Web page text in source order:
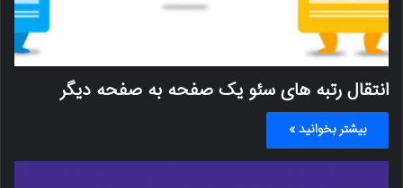
انتقال رتبه های سئو یک صفحه به صفحه دیگر
بیشتر بخوانید »